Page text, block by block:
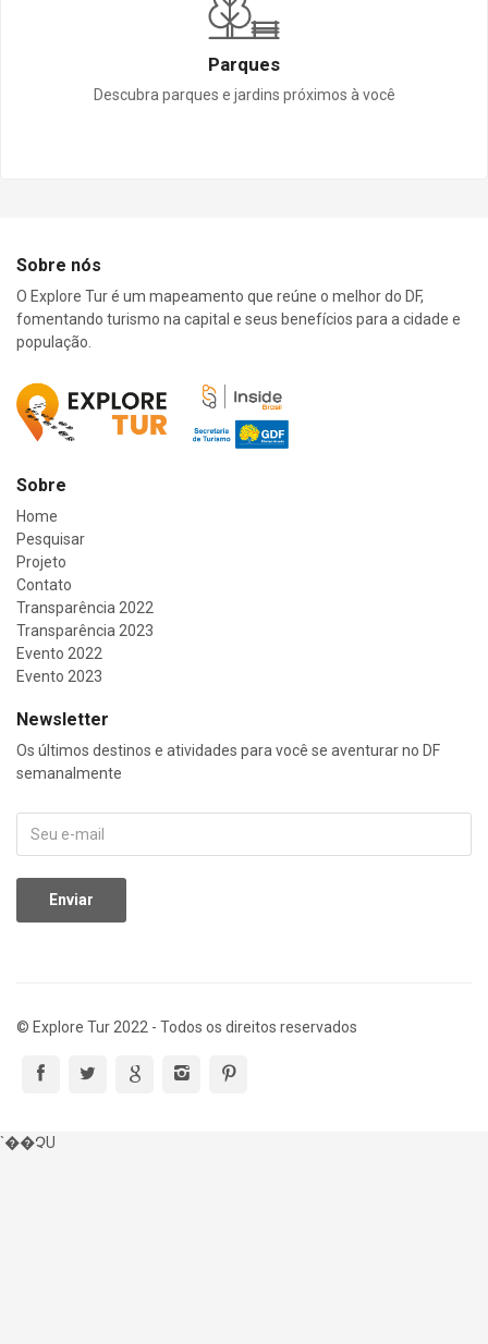
Parques
Descubra parques e jardins próximos à você
Sobre nós
O Explore Tur é um mapeamento que reúne o melhor do DF,
fomentando turismo na capital e seus benefícios para a cidade e
população.
Sobre
Home
Pesquisar
Projeto
Contato
Transparência 2022
Transparência 2023
Evento 2022
Evento 2023
Newsletter
Os últimos destinos e atividades para você se aventurar no DF
semanalmente
© Explore Tur 2022 - Todos os direitos reservados
`��ՉU